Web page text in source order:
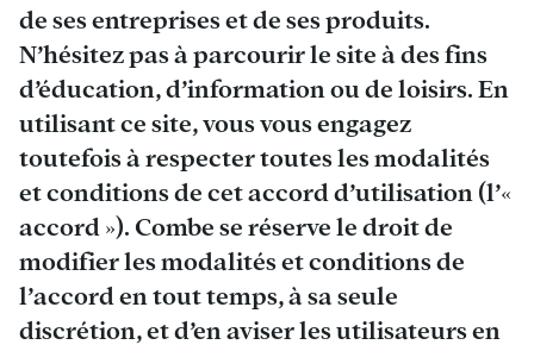
de ses entreprises et de ses produits.
N’hésitez pas à parcourir le site à des fins
d’éducation, d’information ou de loisirs. En
utilisant ce site, vous vous engagez
toutefois à respecter toutes les modalités
et conditions de cet accord d’utilisation (l’«
accord »). Combe se réserve le droit de
modifier les modalités et conditions de
l’accord en tout temps, à sa seule
discrétion, et d’en aviser les utilisateurs en